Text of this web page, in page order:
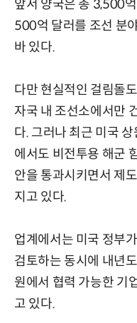
앞서 양국은 총 3,500
500억 달러를 조선 분
바 있다.
다만 현실적인 걸림돌
자국 내 조선소에서만
다. 그러나 최근 미국
에서도 비전투용 해군
안을 통과시키면서 제
지고 있다.
업계에서는 미국 정부
검토하는 동시에 내년
원에서 협력 가능한 기
고 있다.